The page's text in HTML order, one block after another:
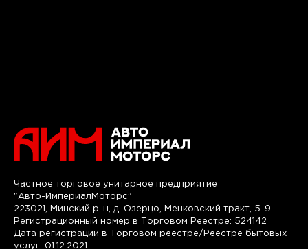
Частное торговое унитарное предприятие
"Авто-ИмпериалМоторс"
223021, Минский р-н, д. Озерцо, Менковский тракт, 5-9
Регистрационный номер в Торговом Реестре: 524142
Дата регистрации в Торговом реестре/Реестре бытовых
услуг: 01.12.2021